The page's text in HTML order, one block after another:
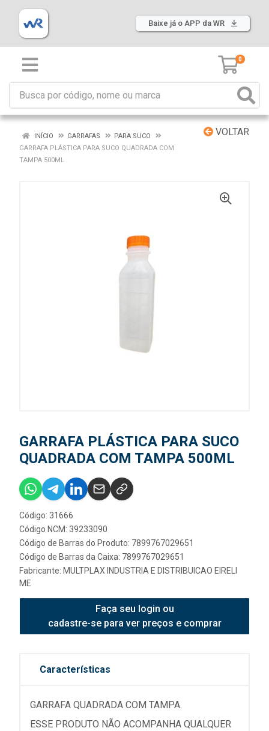
Baixe já o APP da WR
0
VOLTAR
INÍCIO GARRAFAS
PARA SUCO
GARRAFA PLÁSTICA PARA SUCO QUADRADA COM
TAMPA 500ML
GARRAFA PLÁSTICA PARA SUCO
QUADRADA COM TAMPA 500ML
Código: 31666
Código NCM: 39233090
Código de Barras do Produto: 7899767029651
Código de Barras da Caixa: 7899767029651
Fabricante: MULTPLAX INDUSTRIA E DISTRIBUICAO EIRELI
ME
Faça seu login ou
cadastre-se para ver preços e comprar
Características
GARRAFA QUADRADA COM TAMPA.
ESSE PRODUTO NÃO ACOMPANHA QUALQUER